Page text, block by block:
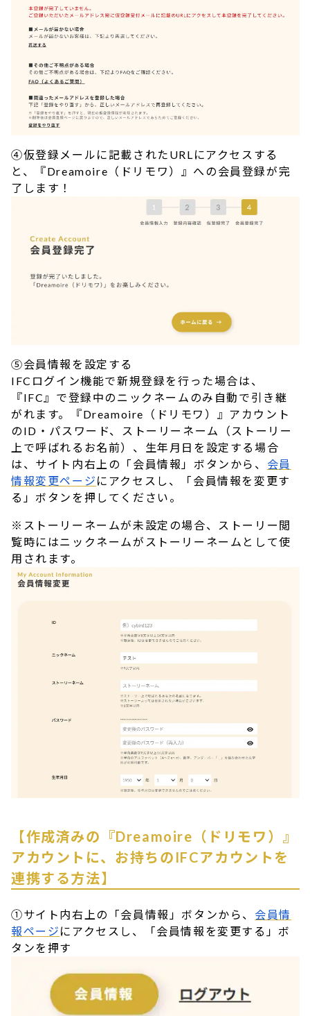
④仮登録メールに記載されたURLにアクセスする
と、『Dreamoire（ドリモワ）』への会員登録が完
了します！
⑤会員情報を設定する
IFCログイン機能で新規登録を行った場合は、
『IFC』で登録中のニックネームのみ自動で引き継
がれます。『Dreamoire（ドリモワ）』アカウント
のID・パスワード、ストーリーネーム（ストーリー
上で呼ばれるお名前）、生年月日を設定する場合
は、サイト内右上の「会員情報」ボタンから、 会員
情報変更ページ にアクセスし、「会員情報を変更す
る」ボタンを押してください。
※ストーリーネームが未設定の場合、ストーリー閲
覧時にはニックネームがストーリーネームとして使
用されます。
【作成済みの『Dreamoire（ドリモワ）』
アカウントに、お持ちのIFCアカウントを
連携する方法】
①サイト内右上の「会員情報」ボタンから、 会員情
報ページ にアクセスし、「会員情報を変更する」ボ
タンを押す